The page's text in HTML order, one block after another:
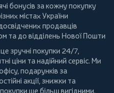
бонусів за кожну покупку
містах України
продавців
та до відділень Нової Пошти
зручні покупки 24/7,
ціни та надійний сервіс. Ми
подарунків за
акції, знижки та
ще більш вигідними.